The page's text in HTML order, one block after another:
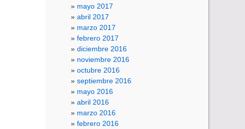
mayo 2017
abril 2017
marzo 2017
febrero 2017
diciembre 2016
noviembre 2016
octubre 2016
septiembre 2016
mayo 2016
abril 2016
marzo 2016
febrero 2016